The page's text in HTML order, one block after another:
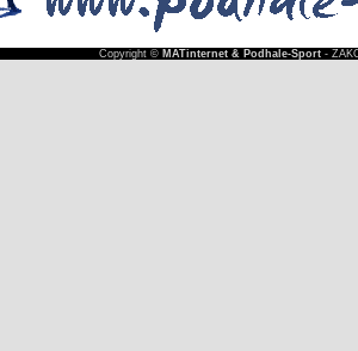
Copyright © MATinternet & Podhale-Sport-